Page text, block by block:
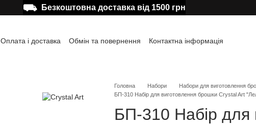
⛟ Безкоштовна доставка від 1500 грн
Оплата і доставка Обмін та повернення
Контактна інформація
Головна Набори
Набори для виготовлення
БП-310 Набір для виготовлення брошки Crystal Art
БП-310 Набір для